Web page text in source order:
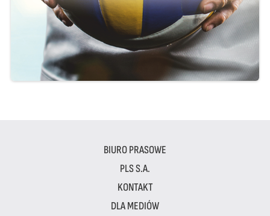
BIURO PRASOWE
PLS S.A.
KONTAKT
DLA MEDIÓW